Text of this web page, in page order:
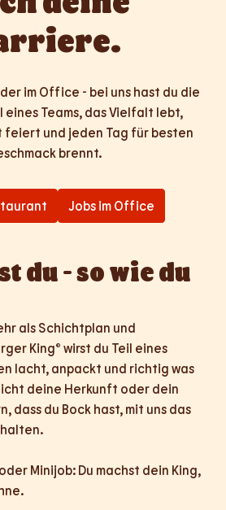
im Office - bei uns hast du die
eines Teams, das Vielfalt lebt,
feiert und jeden Tag für besten
brennt.
Jobs im Office
du - so wie du
als Schichtplan und
King® wirst du Teil eines
lacht, anpackt und richtig was
deine Herkunft oder dein
dass du Bock hast, mit uns das
halten.
Minijob: Du machst dein King,